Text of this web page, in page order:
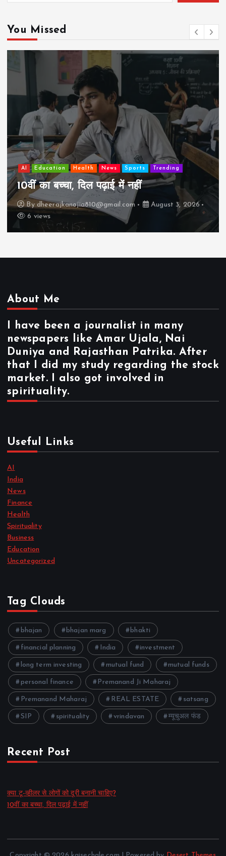
You Missed
AI Education Lifestyle Mutual fund society Travel
झुग्गी में रहने वाला 10,000 कमाने वाले का बच्चा
कैसे “बड़ा आदमी” बन सकता है?
By dheerajkanojia810@gmail.com
August 2, 2026
17 views
About Me
I have been a journalist in many
newspapers like Amar Ujala, Nai
Duniya and Rajasthan Patrika. After
that I did my study regarding the stock
market. I also got involved in
spirituality.
Useful Links
AI
India
News
Finance
Health
Spirituality
Business
Education
Uncategorized
Tag Clouds
bhajan bhajan marg bhakti
financial planning India investment
long term investing mutual fund mutual funds
personal finance Premanand Ji Maharaj
Premanand Maharaj REAL ESTATE satsang
SIP spirituality vrindavan म्यूचुअल फंड
Recent Post
क्या टू-व्हीलर से लोगों को दूरी बनानी चाहिए?
10वीं का बच्चा, दिल पढ़ाई में नहीं